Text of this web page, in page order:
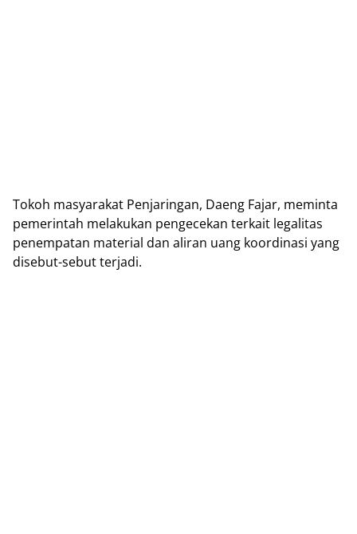
Tokoh masyarakat Penjaringan, Daeng Fajar, meminta
pemerintah melakukan pengecekan terkait legalitas
penempatan material dan aliran uang koordinasi yang
disebut-sebut terjadi.